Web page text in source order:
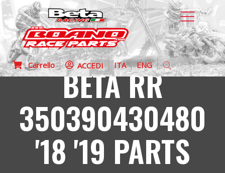
Carrello ACCEDI ITA ENG
BETA RR
350390430480
'18 '19 PARTS